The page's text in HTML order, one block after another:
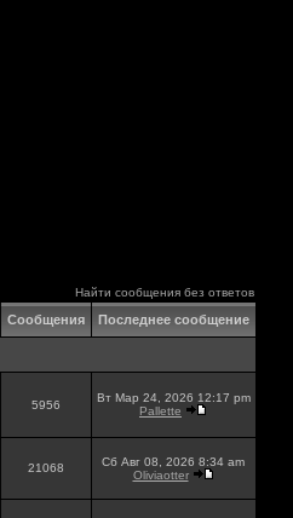
Найти сообщения без ответов
Сообщения Последнее сообщение
5956
Вт Мар 24, 2026 12:17 pm
Pallette
21068
Сб Авг 08, 2026 8:34 am
Oliviaotter